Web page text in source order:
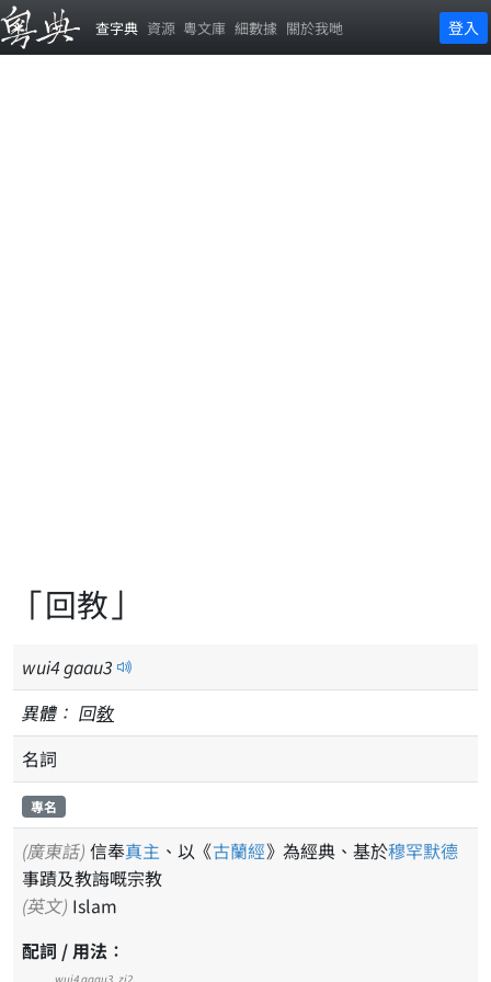
查字典 資源 粵文庫 細數據 關於我哋 登入
「回教」
wui4gaau3
異體： 回敎
名詞
專名
(廣東話) 信奉真主 、以《古蘭經》為經典、基於穆罕默德
事蹟及教誨嘅宗教
(英文) Islam
配詞 / 用法：
wui4gaau3 zi2